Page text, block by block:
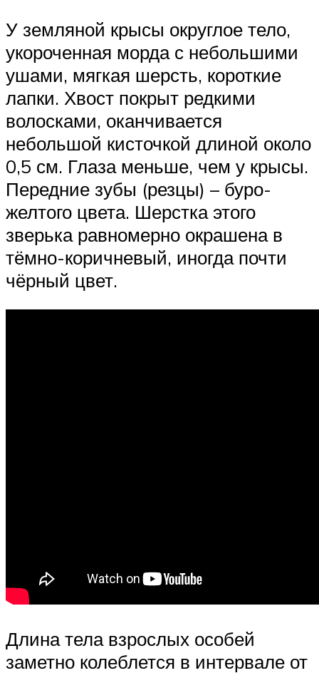
У земляной крысы округлое тело,
укороченная морда с небольшими
ушами, мягкая шерсть, короткие
лапки. Хвост покрыт редкими
волосками, оканчивается
небольшой кисточкой длиной около
0,5 см. Глаза меньше, чем у крысы.
Передние зубы (резцы) – буро-
желтого цвета. Шерстка этого
зверька равномерно окрашена в
тёмно-коричневый, иногда почти
чёрный цвет.
Длина тела взрослых особей
заметно колеблется в интервале от